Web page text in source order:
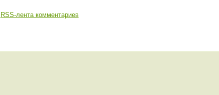
RSS-лента комментариев